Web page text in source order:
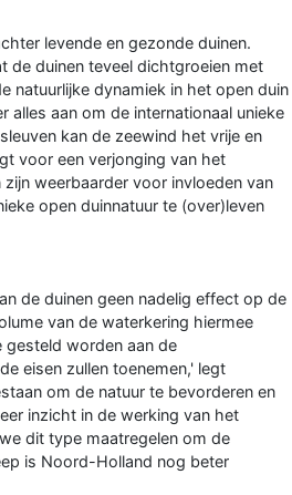
levende en gezonde duinen.
de duinen teveel dichtgroeien met
natuurlijke dynamiek in het open duin
alles aan om de internationaal unieke
kan de zeewind het vrije en
voor een verjonging van het
weerbaarder voor invloeden van
open duinnatuur te (over)leven
de duinen geen nadelig effect op de
van de waterkering hiermee
gesteld worden aan de
eisen zullen toenemen,' legt
om de natuur te bevorderen en
inzicht in de werking van het
dit type maatregelen om de
is Noord-Holland nog beter